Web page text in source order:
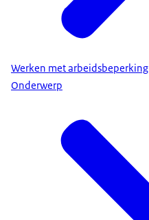
Werken met arbeidsbeperking
Onderwerp